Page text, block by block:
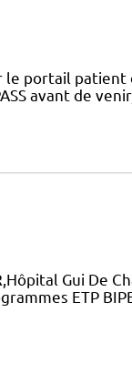
le portail patient
avant de
Gui De
ETP